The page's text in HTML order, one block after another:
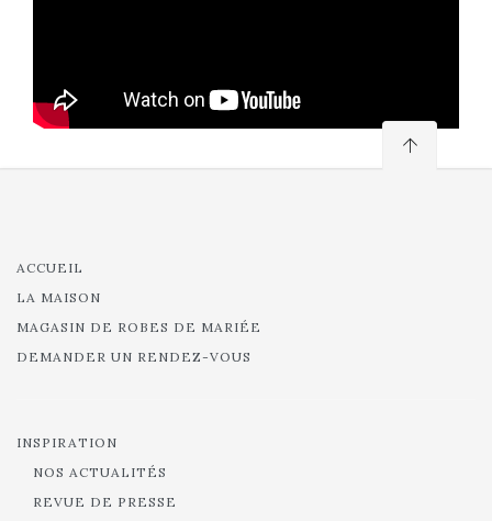
ACCUEIL
LA MAISON
MAGASIN DE ROBES DE MARIÉE
DEMANDER UN RENDEZ-VOUS
INSPIRATION
NOS ACTUALITÉS
REVUE DE PRESSE